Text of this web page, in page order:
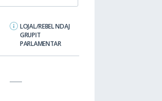
LOJAL/REBEL NDAJ
GRUPIT
PARLAMENTAR